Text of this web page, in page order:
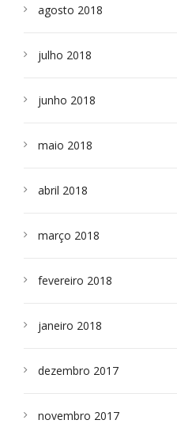
agosto 2018
julho 2018
junho 2018
maio 2018
abril 2018
março 2018
fevereiro 2018
janeiro 2018
dezembro 2017
novembro 2017